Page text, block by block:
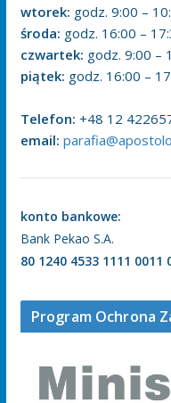
wtorek: godz. 9:00 –
środa: godz. 16:00 –
czwartek: godz. 9:00 –
piątek: godz. 16:00 –
Telefon: +48 12
email:
konto bankowe:
Bank Pekao S.A.
80 1240 4533 1111 0011
Program Ochrona